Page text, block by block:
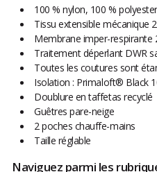
100 % nylon, 100 %
Tissu extensible mécanique
Membrane imper-respirante
Traitement déperlant DWR
Toutes les coutures sont
Isolation : Primaloft® Black
Doublure en taffetas recyclé
Guêtres pare-neige
2 poches chauffe-mains
Taille réglable
Naviguez parmi les